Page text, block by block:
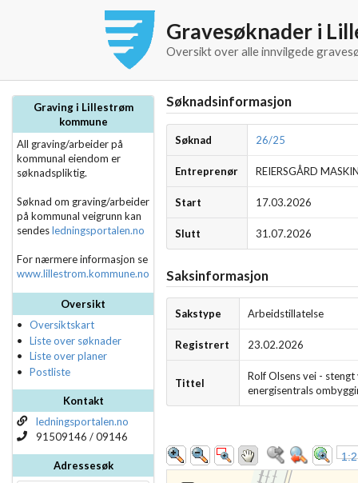
Gravesøknader i
Oversikt over alle innvilgede
Graving i Lillestrøm
kommune
All graving/arbeider på
kommunal eiendom er
søknadspliktig.
Søknad om graving/arbeider
på kommunal veigrunn kan
sendesledningsportalen.no
For nærmere informasjon se
www.lillestrom.kommune.no
Oversikt
Oversiktskart
Liste over søknader
Liste over planer
Postliste
Kontakt
ledningsportalen.no
91509146 / 09146
Adressesøk
Søknadsinformasjon
Søknad 26/25
Entreprenør REIERSGÅRD
Start 17.03.2026
Slutt 31.07.2026
Saksinformasjon
Sakstype Arbeidstillatelse
Registrert 23.02.2026
Tittel
Rolf Olsens vei - stengt
energisentrals